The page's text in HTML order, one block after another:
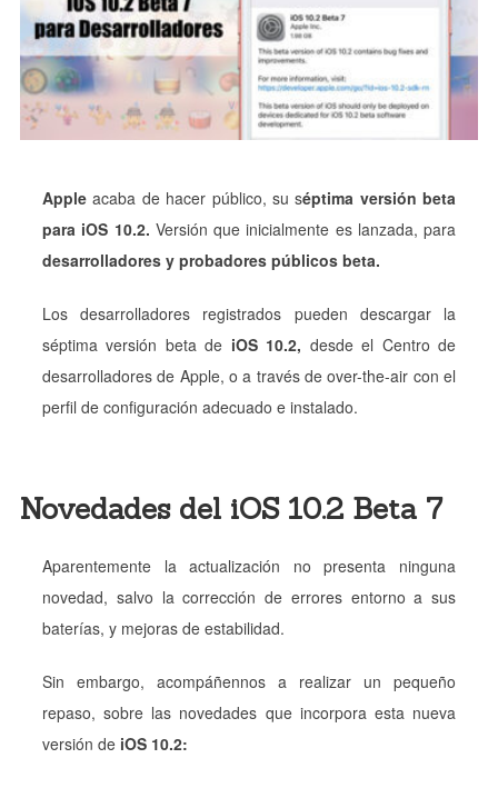
Apple acaba de hacer público, su séptima versión beta
para iOS 10.2. Versión que inicialmente es lanzada, para
desarrolladores y probadores públicos beta.
Los desarrolladores registrados pueden descargar la
séptima versión beta de iOS 10.2, desde el Centro de
desarrolladores de Apple, o a través de over-the-air con el
perfil de configuración adecuado e instalado.
Novedades del iOS 10.2 Beta 7
Aparentemente la actualización no presenta ninguna
novedad, salvo la corrección de errores entorno a sus
baterías, y mejoras de estabilidad.
Sin embargo, acompáñennos a realizar un pequeño
repaso, sobre las novedades que incorpora esta nueva
versión de iOS 10.2: